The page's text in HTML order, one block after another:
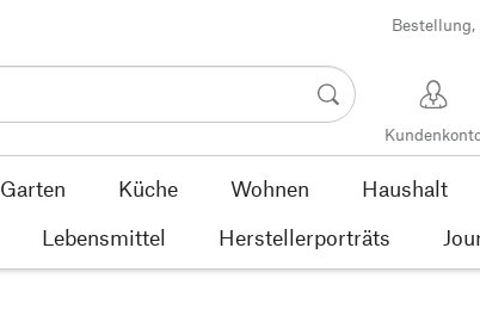
Bestellung,
Garten Küche Wohnen Haushalt
Lebensmittel Herstellerporträts